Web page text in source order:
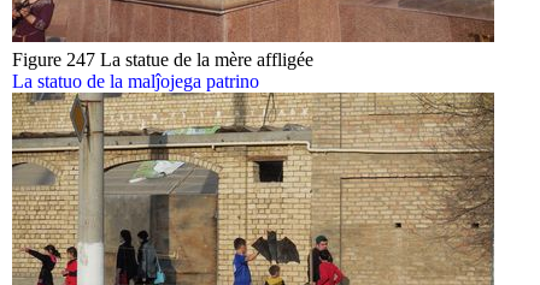
Figure 247 La statue de la mère affligée
La statuo de la malĵojega patrino